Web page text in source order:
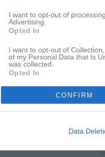
I want to opt-out of
Advertising.
Opted In
I want to opt-out of
of my Personal Data that Is
was collected.
Opted In
CONFIRM
Data
Familjeträning 8/10-2022